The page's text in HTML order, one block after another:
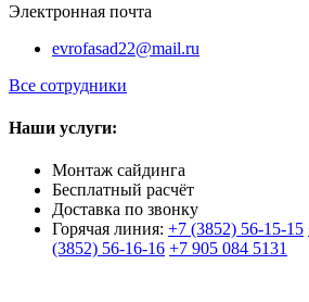
Электронная почта
evrofasad22@mail.ru
Все сотрудники
Наши услуги:
Монтаж сайдинга
Бесплатный расчёт
Доставка по звонку
Горячая линия: +7 (3852) 56-15-15
(3852) 56-16-16 +7 905 084 5131